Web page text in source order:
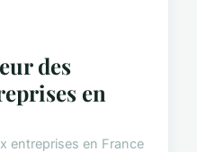
des
en
entreprises en France